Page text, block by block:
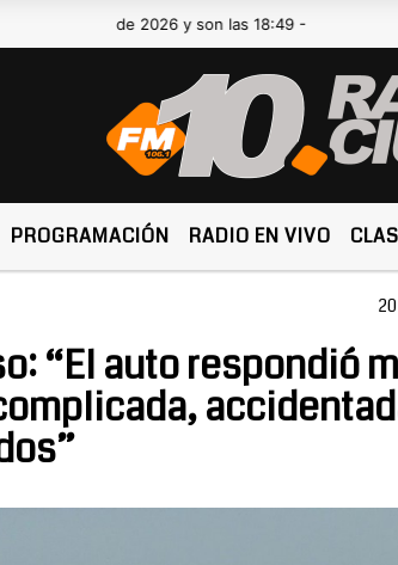
de 2026 y son las 18:49 -
PROGRAMACIÓN RADIO EN VIVO
“El auto respondió